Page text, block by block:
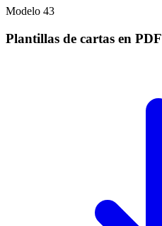
Modelo 43
Plantillas de cartas en PDF